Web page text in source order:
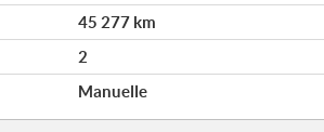
45 277 km
2
Manuelle